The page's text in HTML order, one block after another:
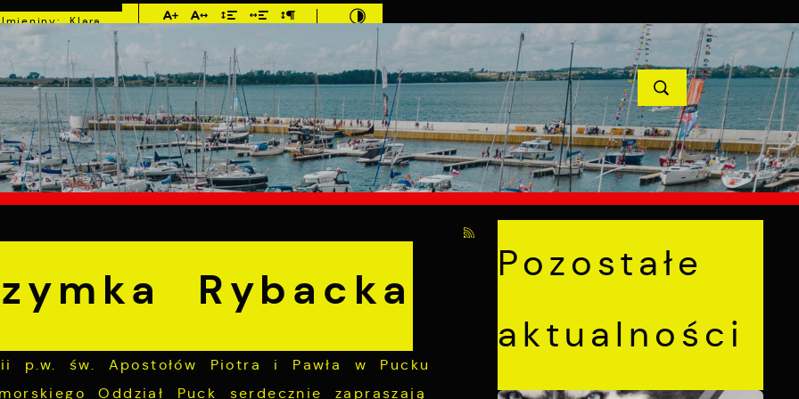
Imieniny: Klara,
Roman, Romuald
MIESZKANIEC TURYSTYKA INWESTYCJE PROJEKTY UNIJNE KONTAKT
Rybacka POPRZEDNI NASTĘPNY
Rybacka
p.w. św. Apostołów Piotra i Pawła w Pucku
Oddział Puck serdecznie zapraszają
Pozostałe
aktualności